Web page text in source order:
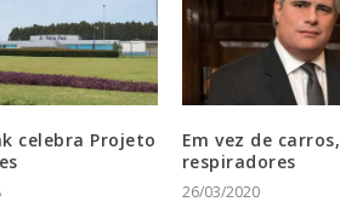
celebra Projeto
Em vez de carros,
respiradores
26/03/2020